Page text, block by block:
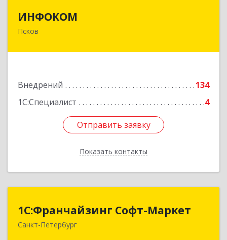
ИНФОКОМ
Псков
Внедрений
134
1С:Специалист
4
Отправить заявку
Показать контакты
180000, Псковская обл, Псков г, Советская ул,
Отправить заявку
Назад
1С:Франчайзинг Софт-Маркет
Санкт-Петербург
1С:Франчайзинг Софт-Маркет
Санкт-Петербург г, Суворовский проспект, 10